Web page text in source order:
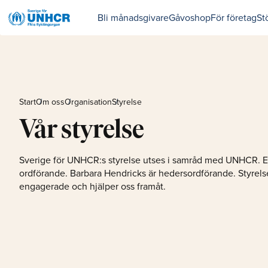
Bli månadsgivareGåvoshopFör företag
StartOm ossOrganisationStyrelse
Vår styrelse
Sverige för UNHCR:s styrelse utses i samråd med UNHCR.
ordförande. Barbara Hendricks är hedersordförande.
engagerade och hjälper oss framåt.